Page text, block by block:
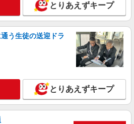
とりあえずキープ
う生徒の送迎ドラ
とりあえずキープ